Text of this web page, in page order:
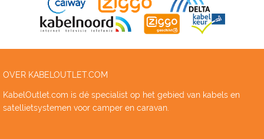
OVER KABELOUTLET.COM
KabelOutlet.com is dé specialist op het gebied van kabels en
satellietsystemen voor camper en caravan.